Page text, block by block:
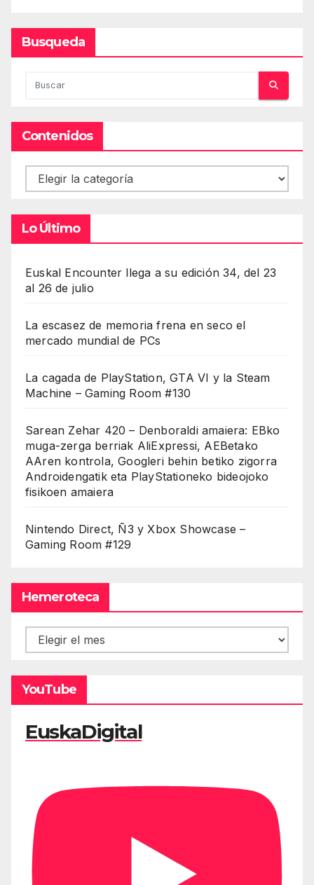
Busqueda
Contenidos
Contenidos
Lo Último
Euskal Encounter llega a su edición 34, del 23
al 26 de julio
La escasez de memoria frena en seco el
mercado mundial de PCs
La cagada de PlayStation, GTA VI y la Steam
Machine – Gaming Room #130
Sarean Zehar 420 – Denboraldi amaiera: EBko
muga-zerga berriak AliExpressi, AEBetako
AAren kontrola, Googleri behin betiko zigorra
Androidengatik eta PlayStationeko bideojoko
fisikoen amaiera
Nintendo Direct, Ñ3 y Xbox Showcase –
Gaming Room #129
Hemeroteca
Hemeroteca
YouTube
EuskaDigital